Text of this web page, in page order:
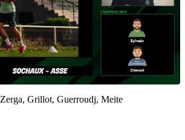
Zerga, Grillot, Guerroudj, Meite